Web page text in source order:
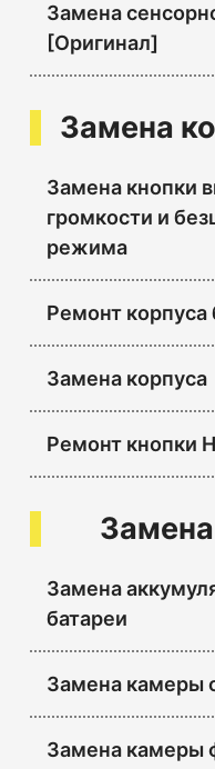
Замена
[Оригинал]
Замена
Замена кнопки
громкости и
режима
Ремонт корпуса
Замена корпуса
Ремонт кнопки
Замена
батареи
Замена камеры
Замена камеры